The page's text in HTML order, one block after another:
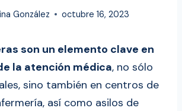
González octubre 16, 2023
son un elemento clave en
la atención médica, no sólo
sino también en centros de
así como asilos de